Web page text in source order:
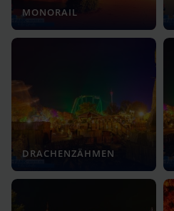
MONORAIL
DRACHENZÄHMEN